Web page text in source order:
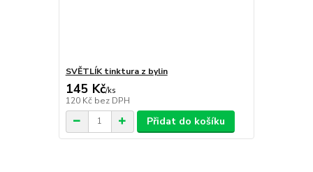
SVĚTLÍK tinktura z bylin
145 Kč/ks
120 Kč bez DPH
Přidat do košíku